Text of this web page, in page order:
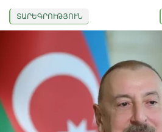
ՏԱՐԵԳՐՈՒԹՅՈՒՆ